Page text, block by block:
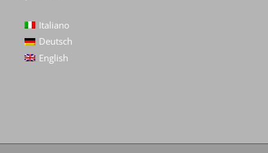
Italiano
Deutsch
English